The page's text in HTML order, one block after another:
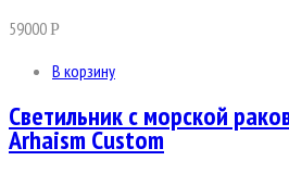
59000Р
В корзину
Светильник с морской
Arhaism Custom